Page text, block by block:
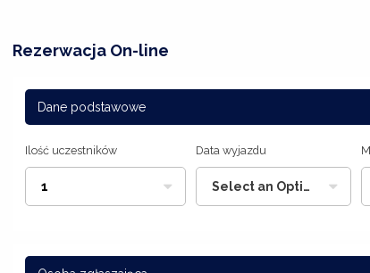
Rezerwacja On-line
Dane podstawowe
Ilość uczestników
1
Data wyjazdu
Select an Option